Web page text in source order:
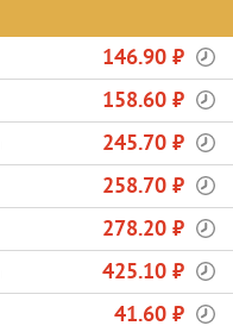
146.90 ₽
158.60 ₽
245.70 ₽
258.70 ₽
278.20 ₽
425.10 ₽
41.60 ₽